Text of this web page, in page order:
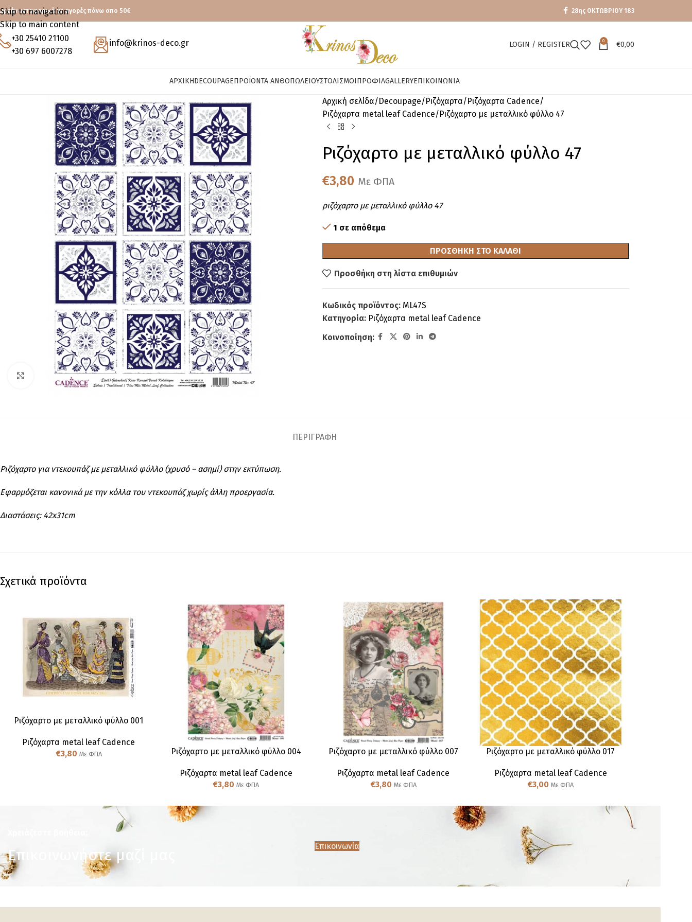
Skip to navigation
Skip to main content
μεταφορικά με αγορές πάνω απο 50€ 28ης ΟΚΤΩΒΡΙΟΥ 183
+30 25410 21100
+30 697 6007278
info@krinos-deco.gr LOGIN / REGISTER 0 €0,00
ΑΡΧΙΚΉDECOUPAGEΠΡΟΪΌΝΤΑ ΑΝΘΟΠΩΛΕΊΟΥΣΤΟΛΙΣΜΟΊΠΡΟΦΊΛGALLERYΕΠΙΚΟΙΝΩΝΊΑ
Click to enlarge
Αρχική σελίδα Decoupage Ριζόχαρτα Ριζόχαρτα Cadence
Ριζόχαρτα metal leaf Cadence Ριζόχαρτο με μεταλλικό φύλλο 47
Ριζόχαρτο με μεταλλικό φύλλο 47
€3,80 Με ΦΠΑ
ριζόχαρτο με μεταλλικό φύλλο 47
1 σε απόθεμα
ΠΡΟΣΘΉΚΗ ΣΤΟ ΚΑΛΆΘΙ
Προσθήκη στη λίστα επιθυμιών
Κωδικός προϊόντος: ML47S
Κατηγορία: Ριζόχαρτα metal leaf Cadence
Κοινοποίηση:
ΠΕΡΙΓΡΑΦΉ
Ριζόχαρτο για ντεκουπάζ με μεταλλικό φύλλο (χρυσό – ασημί) στην εκτύπωση.
Εφαρμόζεται κανονικά με την κόλλα του ντεκουπάζ χωρίς άλλη προεργασία.
Διαστάσεις: 42x31cm
Σχετικά προϊόντα
Ριζόχαρτο με μεταλλικό φύλλο 001
Ριζόχαρτα metal leaf Cadence
€3,80 Με ΦΠΑ Ριζόχαρτο με μεταλλικό φύλλο 004
Ριζόχαρτα metal leaf Cadence
€3,80 Με ΦΠΑ
Ριζόχαρτο με μεταλλικό φύλλο 007
Ριζόχαρτα metal leaf Cadence
€3,80 Με ΦΠΑ
Ριζόχαρτο με μεταλλικό φύλλο 017
Ριζόχαρτα metal leaf Cadence
€3,00 Με ΦΠΑ
Επικοινωνήστε μαζί μας Επικοινωνία